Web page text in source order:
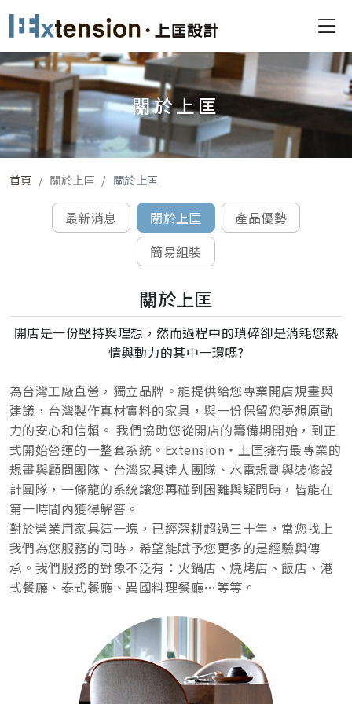
關於上匡
首頁 關於上匡 關於上匡
最新消息 關於上匡
產品優勢
簡易組裝
關於上匡
開店是一份堅持與理想，然而過程中的瑣碎卻是消耗您熱
情與動力的其中一環嗎?
為台灣工廠直營，獨立品牌。能提供給您專業開店規畫與
建議，台灣製作真材實料的家具，與一份保留您夢想原動
力的安心和信賴。 我們協助您從開店的籌備期開始，到正
式開始營運的一整套系統。Extension‧上匡擁有最專業的
規畫與顧問團隊、台灣家具達人團隊、水電規劃與裝修設
計團隊，一條龍的系統讓您再碰到困難與疑問時，皆能在
第一時間內獲得解答。
對於營業用家具這一塊，已經深耕超過三十年，當您找上
我們為您服務的同時，希望能賦予您更多的是經驗與傳
承。我們服務的對象不泛有：火鍋店、燒烤店、飯店、港
式餐廳、泰式餐廳、異國料理餐廳…等等。